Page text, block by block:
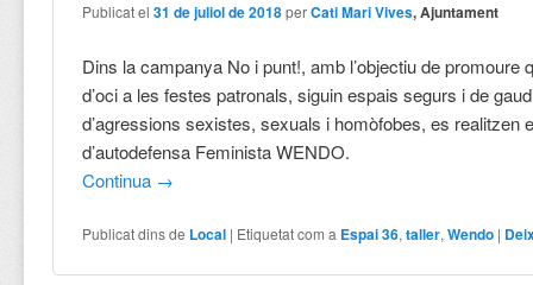
Publicat el31 de juliol de 2018 perCati Mari Vives, Ajuntament
Dins la campanya No i punt!, amb l’objectiu de promoure
d’oci a les festes patronals, siguin espais segurs i de
d’agressions sexistes, sexuals i homòfobes, es realitzen
d’autodefensa Feminista WENDO.
Continua →
Publicat dins de Local | Etiquetat com a Espai 36,taller,Wendo |